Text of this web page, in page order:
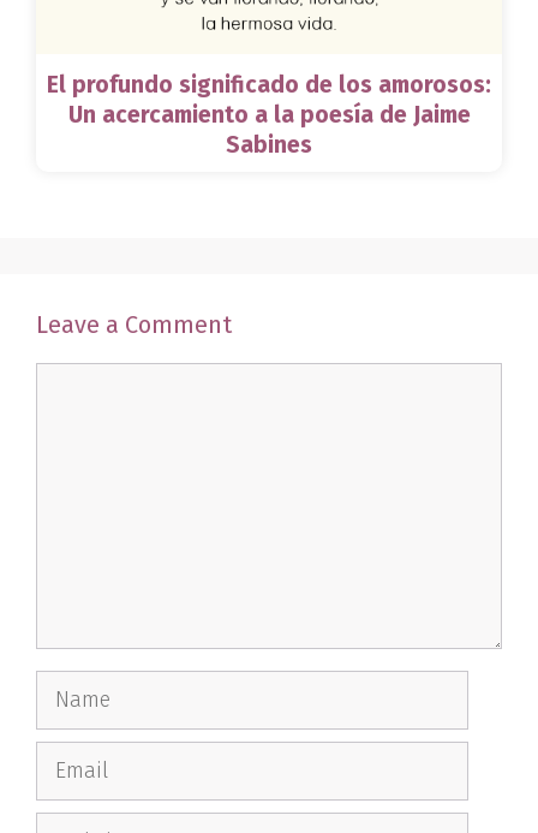
El profundo significado de los amorosos:
Un acercamiento a la poesía de Jaime
Sabines
Leave a Comment
Name
Email
Website